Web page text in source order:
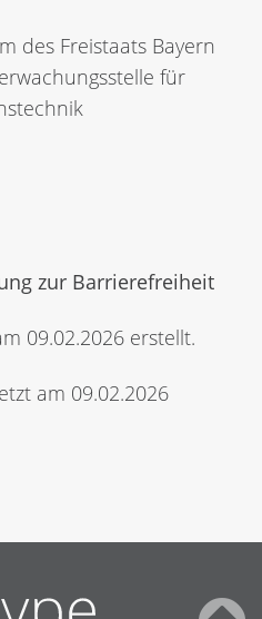
des Freistaats Bayern
für
zur Barrierefreiheit
09.02.2026 erstellt.
am 09.02.2026